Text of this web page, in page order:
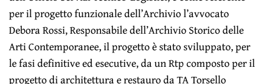
per il progetto funzionale dell’Archivio l’avvocato
Debora Rossi, Responsabile dell’Archivio Storico delle
Arti Contemporanee, il progetto è stato sviluppato, per
le fasi definitive ed esecutive, da un Rtp composto per il
progetto di architettura e restauro daTA Torsello